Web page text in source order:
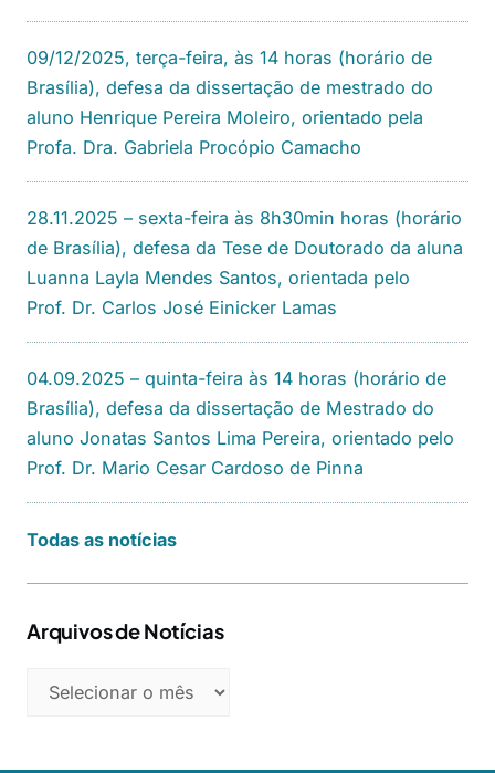
09/12/2025, terça-feira, às 14 horas (horário de
Brasília), defesa da dissertação de mestrado do
aluno Henrique Pereira Moleiro, orientado pela
Profa. Dra. Gabriela Procópio Camacho
28.11.2025 – sexta-feira às 8h30min horas (horário
de Brasília), defesa da Tese de Doutorado da aluna
Luanna Layla Mendes Santos, orientada pelo
Prof. Dr. Carlos José Einicker Lamas
04.09.2025 – quinta-feira às 14 horas (horário de
Brasília), defesa da dissertação de Mestrado do
aluno Jonatas Santos Lima Pereira, orientado pelo
Prof. Dr. Mario Cesar Cardoso de Pinna
Todas as notícias
Arquivos de Notícias